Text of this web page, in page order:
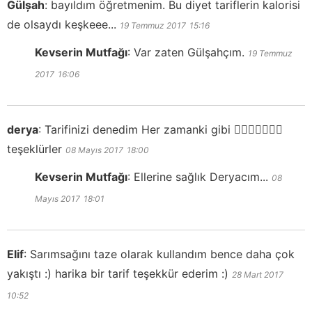
Gülșah: bayıldım öğretmenim. Bu diyet tariflerin kalorisi
de olsaydı keşkeee... 19 Temmuz 2017 15:16
Kevserin Mutfağı: Var zaten Gülşahçım. 19 Temmuz
2017 16:06
derya: Tarifinizi denedim Her zamanki gibi 👍🏻👍🏻👍🏻😄
teşeklürler 08 Mayıs 2017 18:00
Kevserin Mutfağı: Ellerine sağlık Deryacım... 08
Mayıs 2017 18:01
Elif: Sarımsağını taze olarak kullandım bence daha çok
yakıştı :) harika bir tarif teşekkür ederim :) 28 Mart 2017
10:52